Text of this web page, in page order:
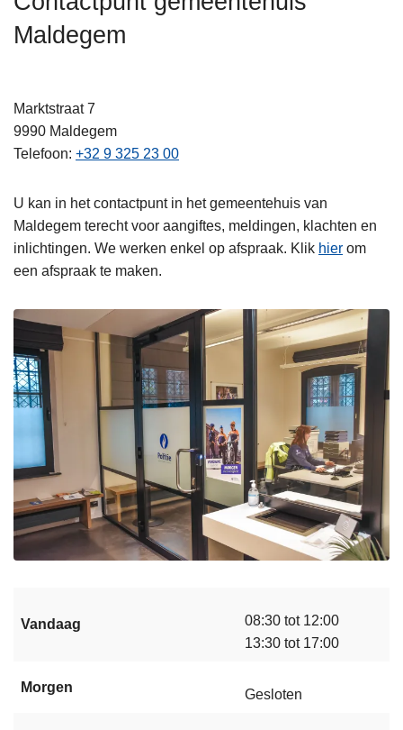
Maldegem
Marktstraat 7
9990 Maldegem
Telefoon +32 9 325 23 00
U kan in het contactpunt in het gemeentehuis van
Maldegem terecht voor aangiftes, meldingen, klachten en
inlichtingen. We werken enkel op afspraak. Klik hier om
een afspraak te maken.
Vandaag
08:30 tot 12:00
13:30 tot 17:00
Morgen Gesloten